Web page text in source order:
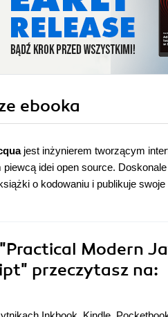
ebooka
jest inżynierem tworzącym
piewcą idei open source.
o kodowaniu i publikuje
"Practical Modern
przeczytasz na: